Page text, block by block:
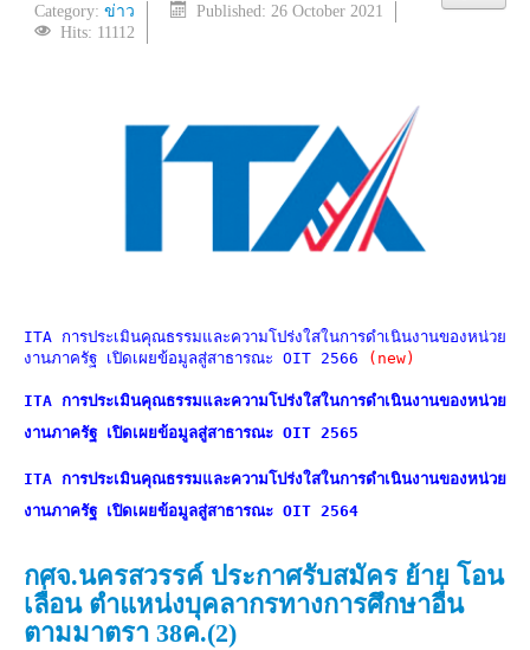
Category: ข่าว
Published: 26 October 2021
Hits: 11112
ITA การประเมินคุณธรรมและความโปร่งใสในการดำเนินงานของหน่วย
งานภาครัฐ เปิดเผยข้อมูลสู่สาธารณะ OIT 2566
(new)
ITA การประเมินคุณธรรมและความโปร่งใสในการดำเนินงานของหน่วย
งานภาครัฐ เปิดเผยข้อมูลสู่สาธารณะ OIT 2565
ITA การประเมินคุณธรรมและความโปร่งใสในการดำเนินงานของหน่วย
งานภาครัฐ เปิดเผยข้อมูลสู่สาธารณะ OIT 2564
กศจ.นครสวรรค์ ประกาศรับสมัคร ย้าย โอน
เลื่อน ตำแหน่งบุคลากรทางการศึกษาอื่น
ตามมาตรา 38ค.(2)